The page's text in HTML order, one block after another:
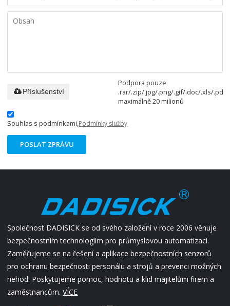
Podpora pouze
.rar/.zip/.jpg/.png/.gif/.doc/.xls/.pdf,
maximálně 20 milionů
Příslušenství
Souhlas s podmínkami,Podmínky služby
POSLAT ZPRÁVU
Společnost DADISICK se od svého založení v roce 2006 věnuje
bezpečnostním technologiím pro průmyslovou automatizaci.
Zaměřujeme se na řešení a aplikace bezpečnostních senzorů
pro ochranu bezpečnosti personálu a strojů a prevenci možných
nehod. Poskytujeme pomoc, hodnotu a klid majitelům firem a
zaměstnancům.VÍCE